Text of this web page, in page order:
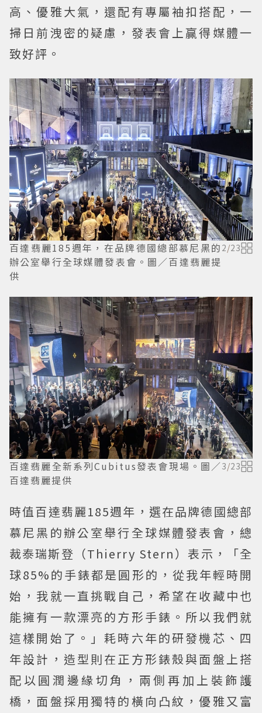
高、優雅大氣，還配有專屬袖扣搭配，一
掃日前洩密的疑慮，發表會上贏得媒體一
致好評。
百達翡麗185週年，在品牌德國總部慕尼黑的
辦公室舉行全球媒體發表會。圖／百達翡麗提
供
2/23
百達翡麗全新系列Cubitus發表會現場。圖／
百達翡麗提供
3/23
時值百達翡麗185週年，選在品牌德國總部
慕尼黑的辦公室舉行全球媒體發表會，總
裁泰瑞斯登（Thierry Stern）表示，「全
球85%的手錶都是圓形的，從我年輕時開
始，我就一直挑戰自己，希望在收藏中也
能擁有一款漂亮的方形手錶。所以我們就
這樣開始了。」耗時六年的研發機芯、四
年設計，造型則在正方形錶殼與面盤上搭
配以圓潤邊緣切角，兩側再加上裝飾護
橋，面盤採用獨特的橫向凸紋，優雅又富